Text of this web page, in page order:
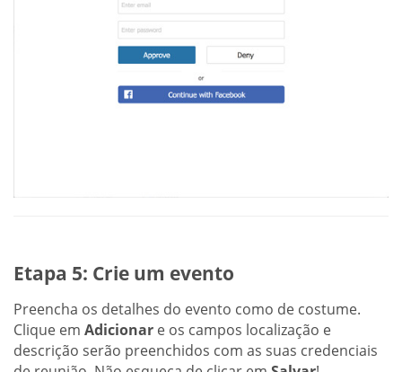
Etapa 5: Crie um evento
Preencha os detalhes do evento como de costume.
Clique em Adicionar e os campos localização e
descrição serão preenchidos com as suas credenciais